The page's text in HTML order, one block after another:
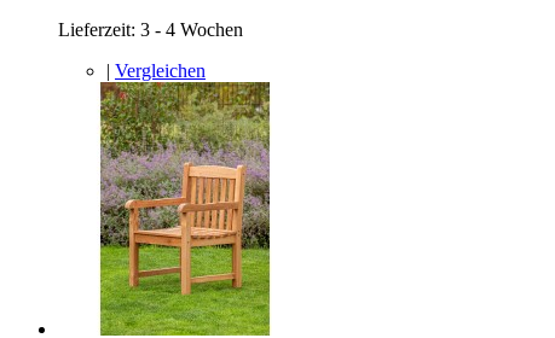
Lieferzeit: 3 - 4 Wochen
| Vergleichen